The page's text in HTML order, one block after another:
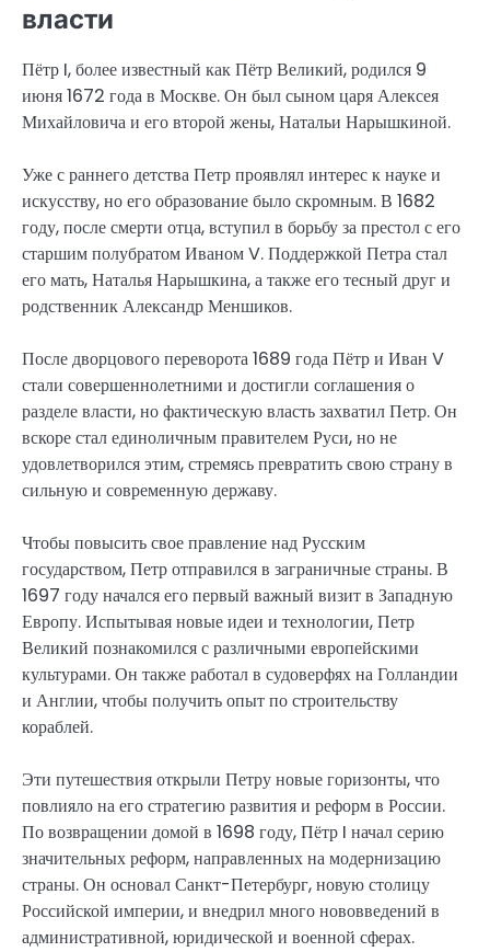
власти
Пётр I, более известный как Пётр Великий, родился 9
июня 1672 года в Москве. Он был сыном царя Алексея
Михайловича и его второй жены, Натальи Нарышкиной.
Уже с раннего детства Петр проявлял интерес к науке и
искусству, но его образование было скромным. В 1682
году, после смерти отца, вступил в борьбу за престол с его
старшим полубратом Иваном V. Поддержкой Петра стал
его мать, Наталья Нарышкина, а также его тесный друг и
родственник Александр Меншиков.
После дворцового переворота 1689 года Пётр и Иван V
стали совершеннолетними и достигли соглашения о
разделе власти, но фактическую власть захватил Петр. Он
вскоре стал единоличным правителем Руси, но не
удовлетворился этим, стремясь превратить свою страну в
сильную и современную державу.
Чтобы повысить свое правление над Русским
государством, Петр отправился в заграничные страны. В
1697 году начался его первый важный визит в Западную
Европу. Испытывая новые идеи и технологии, Петр
Великий познакомился с различными европейскими
культурами. Он также работал в судоверфях на Голландии
и Англии, чтобы получить опыт по строительству
кораблей.
Эти путешествия открыли Петру новые горизонты, что
повлияло на его стратегию развития и реформ в России.
По возвращении домой в 1698 году, Пётр I начал серию
значительных реформ, направленных на модернизацию
страны. Он основал Санкт-Петербург, новую столицу
Российской империи, и внедрил много нововведений в
административной, юридической и военной сферах.